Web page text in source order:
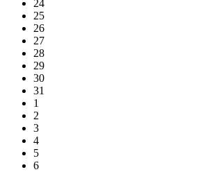
24
25
26
27
28
29
30
31
1
2
3
4
5
6